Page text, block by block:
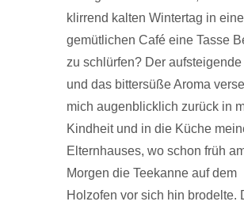
klirrend kalten Wintertag in
gemütlichen Café eine Tasse
zu schlürfen? Der
und das bittersüße Aroma
mich augenblicklich zurück in
Kindheit und in die Küche
Elternhauses, wo schon früh
Morgen die Teekanne auf dem
Holzofen vor sich hin brodelte.